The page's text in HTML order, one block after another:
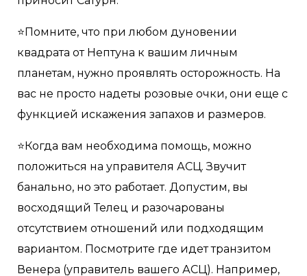
⭐️Помните, что при любом дуновении
квадрата от Нептуна к вашим личным
планетам, нужно проявлять осторожность. На
вас не просто надеты розовые очки, они еще с
функцией искажения запахов и размеров.
⭐️Когда вам необходима помощь, можно
положиться на управителя АСЦ. Звучит
банально, но это работает. Допустим, вы
восходящий Телец и разочарованы
отсутствием отношений или подходящим
вариантом. Посмотрите где идет транзитом
Венера (управитель вашего АСЦ). Например,